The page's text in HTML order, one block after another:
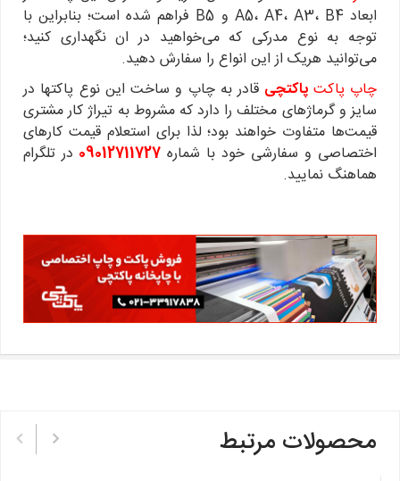
ابعاد A5، A4، A3، B4 و B5 فراهم شده است؛ بنابراین با
توجه به نوع مدرکی که می‌خواهید در ان نگهداری کنید؛
می‌توانید هریک از این انواع را سفارش دهید.
چاپ پاکت پاکتچی قادر به چاپ و ساخت این نوع پاکتها در
سایز و گرماژهای مختلف را دارد که مشروط به تیراژ کار مشتری
قیمت‌ها متفاوت خواهند بود؛ لذا برای استعلام قیمت کارهای
اختصاصی و سفارشی خود با شماره 09012711727 در تلگرام
هماهنگ نمایید.
محصولات مرتبط